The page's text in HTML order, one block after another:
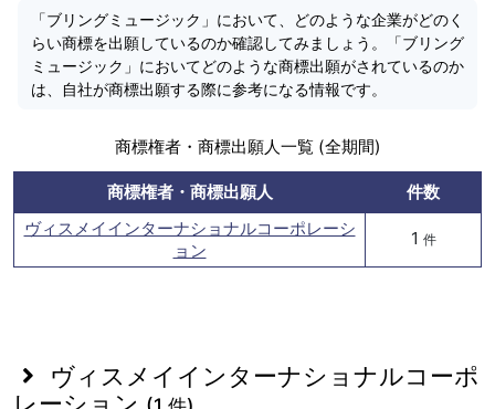
「ブリングミュージック」において、どのような企業がどのく
らい商標を出願しているのか確認してみましょう。「ブリング
ミュージック」においてどのような商標出願がされているのか
は、自社が商標出願する際に参考になる情報です。
商標権者・商標出願人一覧 (全期間)
商標権者・商標出願人
件数
ヴィスメイインターナショナルコーポレーシ
ョン
1 件
ヴィスメイインターナショナルコーポ